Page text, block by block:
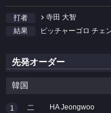
打者
寺田 大智
結果
ピッチャーゴロ チェ
先発オーダー
韓国
1 二 HA Jeongwoo